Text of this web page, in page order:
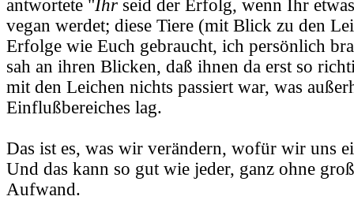
antwortete "Ihr seid der Erfolg, wenn Ihr
vegan werdet; diese Tiere (mit Blick zu den
Erfolge wie Euch gebraucht, ich persönlich
sah an ihren Blicken, daß ihnen da erst so
mit den Leichen nichts passiert war, was
Einflußbereiches lag.
Das ist es, was wir verändern, wofür wir uns
Und das kann so gut wie jeder, ganz ohne
Aufwand.